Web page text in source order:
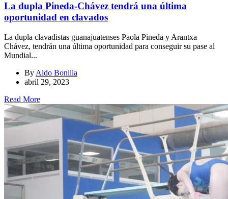
La dupla Pineda-Chávez tendrá una última
oportunidad en clavados
La dupla clavadistas guanajuatenses Paola Pineda y Arantxa
Chávez, tendrán una última oportunidad para conseguir su pase al
Mundial...
By Aldo Bonilla
abril 29, 2023
Read More